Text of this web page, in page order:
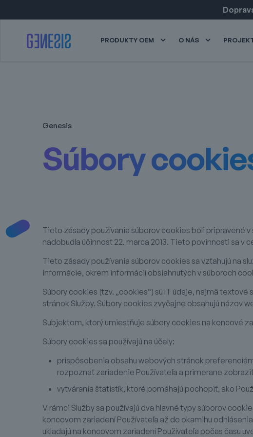
PRODUKTY OEM O NÁS
Genesis
Súbory
Tieto zásady používania súborov cookies boli pripravené
nadobudla účinnosť 22. marca 2013. Tieto povinnosti sa
Tieto zásady používania súborov cookies sa vzťahujú na
informácie, okrem informácií obsiahnutých v súboroch
Súbory cookies (tzv. „cookies“) sú IT údaje, najmä
stránok Služby. Súbory cookies zvyčajne obsahujú názov
Subjektom, ktorý umiestňuje súbory cookies na koncové
Súbory cookies sa používajú na účely:
prispôsobenia obsahu webových stránok
rozpoznať zariadenie Používateľa a primerane
vytvárania štatistík, ktoré pomáhajú pochopiť, ako
V rámci Služby sa používajú dva hlavné typy súborov
koncovom zariadení Používateľa až do okamihu
ukladajú na koncovom zariadení Používateľa počas času